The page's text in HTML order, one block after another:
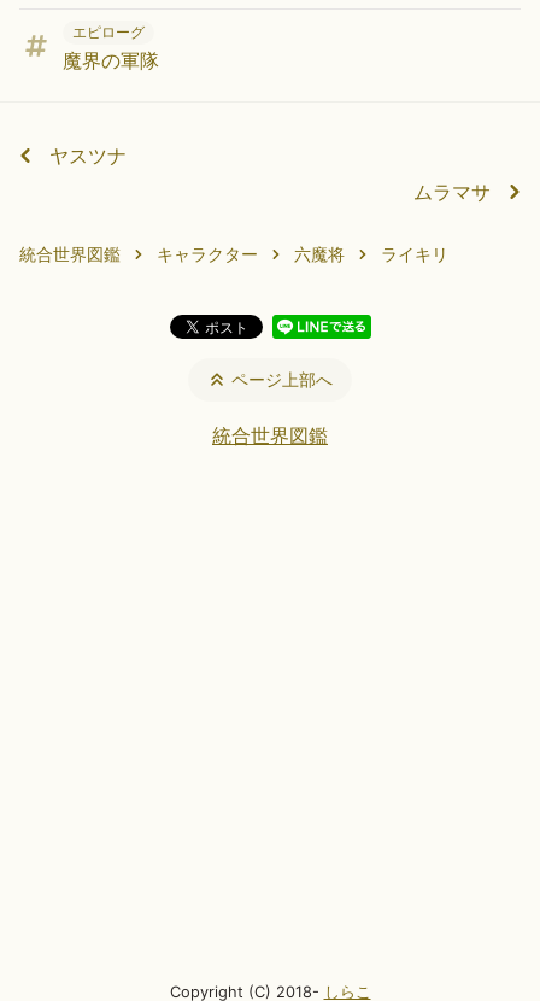
エピローグ
魔界の軍隊
ヤスツナ
ムラマサ
統合世界図鑑 キャラクター 六魔将 ライキリ
ページ上部へ
統合世界図鑑
Copyright (C) 2018- しらこ